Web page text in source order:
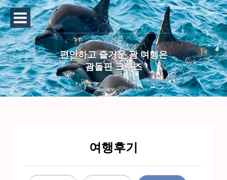
편안하고 즐거운 괌 여행은
괌돌핀 크루즈
여행후기